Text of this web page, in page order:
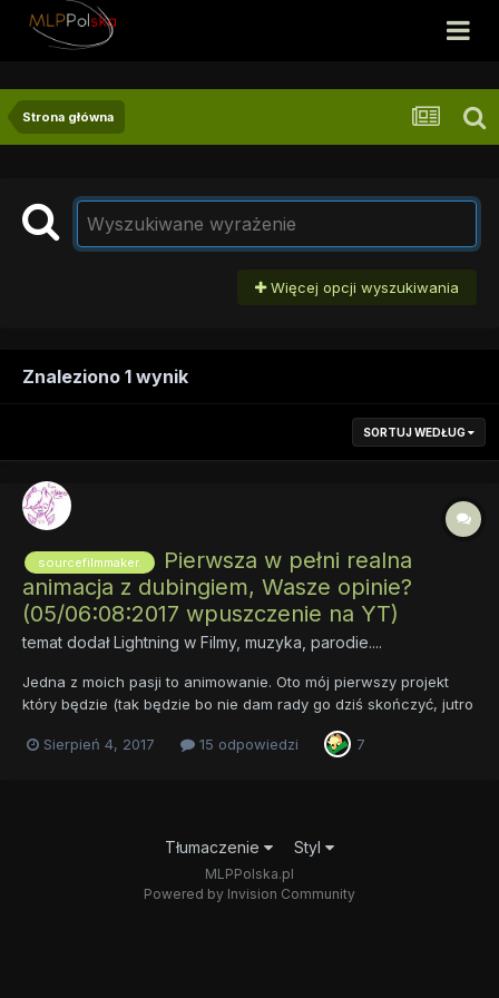
Strona główna
Więcej opcji wyszukiwania
Znaleziono 1 wynik
SORTUJ WEDŁUG
sourcefilmmaker.
Pierwsza w pełni realna
animacja z dubingiem, Wasze opinie?
(05/06:08:2017 wpuszczenie na YT)
temat dodałLightning w Filmy, muzyka, parodie....
Jedna z moich pasji to animowanie. Oto mój pierwszy projekt
który będzie (tak będzie bo nie dam rady go dziś skończyć, jutro
opublikowany. Filmik będzie mieć co prawda minutę, ale jest
Sierpień 4, 2017 15 odpowiedzi 7
Tłumaczenie Styl
MLPPolska.pl
Powered by Invision Community